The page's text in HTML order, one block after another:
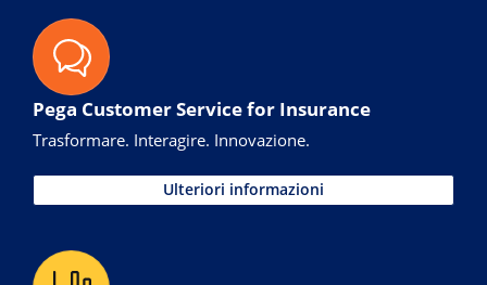
Pega Customer Service for Insurance
Trasformare. Interagire. Innovazione.
Ulteriori informazioni